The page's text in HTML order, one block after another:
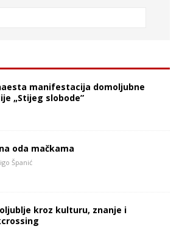
manifestacija domoljubne
„Stijeg slobode”
oda mačkama
Španić
kroz kulturu, znanje i